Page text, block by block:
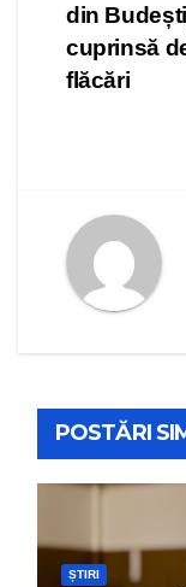
în
articole
din
cuprinsă
flăcări
POSTĂRI
ȘTIRI